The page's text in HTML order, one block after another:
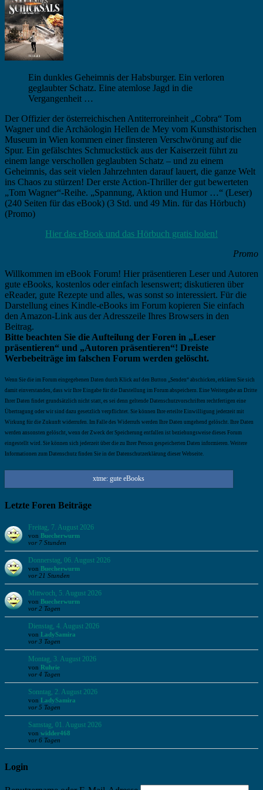
e
n
.
n
.
Ein dunkles Geheimnis der Habsburger. Ein verloren
geglaubter Schatz. Eine atemlose Jagd in die
Vergangenheit …
Der Offizier der österreichischen Antiterroreinheit „Cobra“ Tom
Wagner und die Archäologin Hellen de Mey vom Kunsthistorischen
Museum in Wien kommen einer finsteren Verschwörung auf die
Spur. Ein gefälschtes Schmuckstück aus der Kaiserzeit führt zu
einem lange verschollen geglaubten Schatz – und zu einem
Geheimnis, das seit vielen Jahrzehnten darauf lauert, die ganze Welt
ins Chaos zu stürzen! Der erste Action-Thriller der gut bewerteten
„Tom Wagner“-Reihe. „Spannung, Aktion und Humor …“ (Leser)
(240 Seiten für das eBook) (3 Std. und 49 Min. für das Hörbuch)
(Promo)
Hier das eBook und das Hörbuch gratis holen!
Promo
Willkommen im eBook Forum! Hier präsentieren Leser und Autoren
gute eBooks, kostenlos oder einfach lesenswert; diskutieren über
eReader, gute Rezepte und alles, was sonst so interessiert. Für die
Darstellung eines Kindle-eBooks im Forum kopieren Sie einfach
den Amazon-Link aus der Adresszeile Ihres Browsers in den
Beitrag.
Bitte beachten Sie die Aufteilung der Foren in „Leser
präsentieren“ und „Autoren präsentieren“! Dreiste
Werbebeiträge im falschen Forum werden gelöscht.
Wenn Sie die im Forum eingegebenen Daten durch Klick auf den Button „Senden“ abschicken, erklären Sie sich
damit einverstanden, dass wir Ihre Eingabe für die Darstellung im Forum abspeichern. Eine Weitergabe an Dritte
Ihrer Daten findet grundsätzlich nicht statt, es sei denn geltende Datenschutzvorschriften rechtfertigen eine
Übertragung oder wir sind dazu gesetzlich verpflichtet. Sie können Ihre erteilte Einwilligung jederzeit mit
Wirkung für die Zukunft widerrufen. Im Falle des Widerrufs werden Ihre Daten umgehend gelöscht. Ihre Daten
werden ansonsten gelöscht, wenn der Zweck der Speicherung entfallen ist beziehungsweise dieses Forum
eingestellt wird. Sie können sich jederzeit über die zu Ihrer Person gespeicherten Daten informieren. Weitere
Informationen zum Datenschutz finden Sie in der Datenschutzerklärung dieser Webseite.
xtme: gute eBooks
Letzte Foren Beiträge
Freitag, 7. August 2026
von Buecherwurm
vor 7 Stunden
Donnerstag, 06. August 2026
von Buecherwurm
vor 21 Stunden
Mittwoch, 5. August 2026
von Buecherwurm
vor 2 Tagen
Dienstag, 4. August 2026
von LadySamira
vor 3 Tagen
Montag, 3. August 2026
von Ruhrie
vor 4 Tagen
Sonntag, 2. August 2026
von LadySamira
vor 5 Tagen
Samstag, 01. August 2026
von widder468
vor 6 Tagen
Login